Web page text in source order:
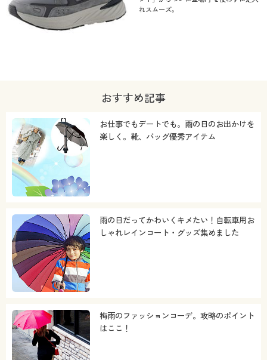
れスムーズ。
おすすめ記事
お仕事でもデートでも。雨の日のお出かけを
楽しく。靴、バッグ優秀アイテム
雨の日だってかわいくキメたい！自転車用お
しゃれレインコート・グッズ集めました
梅雨のファッションコーデ。攻略のポイント
はここ！